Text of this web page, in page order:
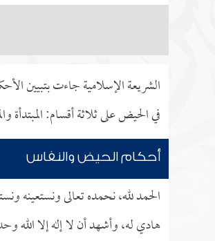
الشريعة الإسلامية جاءت بتبيين
في الحيض على ثلاثة أقسام:
أحكام الحيض والنفاس
الحمد لله، نحمده تعالى ونستعينه
هادي له، وأشهد أن لا إله إلا الله